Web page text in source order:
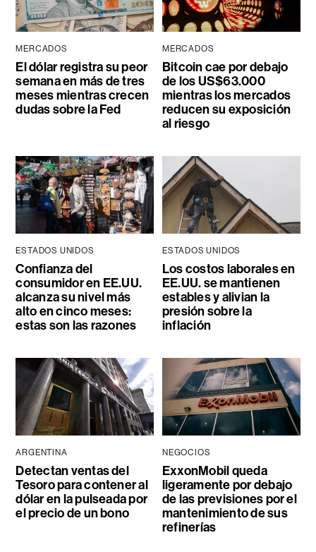
MERCADOS
El dólar registra su peor
semana en más de tres
meses mientras crecen
dudas sobre la Fed
MERCADOS
Bitcoin cae por debajo
de los US$63.000
mientras los mercados
reducen su exposición
al riesgo
ESTADOS UNIDOS
Confianza del
consumidor en EE.UU.
alcanza su nivel más
alto en cinco meses:
estas son las razones
ESTADOS UNIDOS
Los costos laborales en
EE.UU. se mantienen
estables y alivian la
presión sobre la
inflación
ARGENTINA
Detectan ventas del
Tesoro para contener al
dólar en la pulseada por
el precio de un bono
NEGOCIOS
ExxonMobil queda
ligeramente por debajo
de las previsiones por el
mantenimiento de sus
refinerías